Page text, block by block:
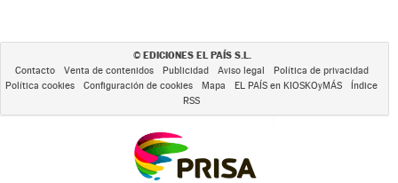
© EDICIONES EL PAÍS S.L.
Contacto Venta de contenidos Publicidad Aviso legal
Política de privacidad
Política cookies
Configuración de cookies Mapa EL PAÍS en KIOSKOyMÁS
Índice
RSS